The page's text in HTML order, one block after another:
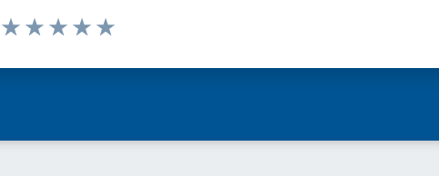
Valuta da 1 a 5 stelle la pagina